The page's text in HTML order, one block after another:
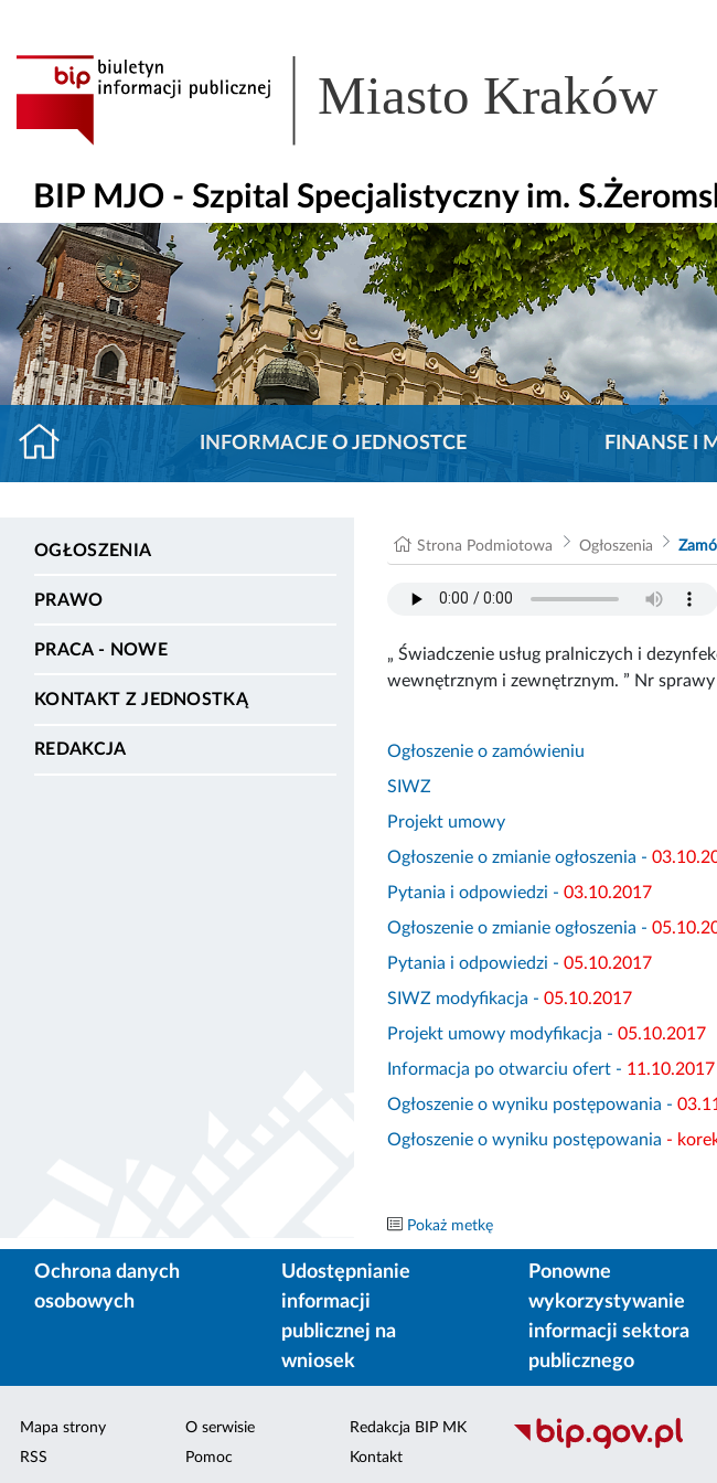
Miasto Kraków
BIP MJO - Szpital Specjalistyczny im.
INFORMACJE O JEDNOSTCE FINANSE I
OGŁOSZENIA
PRAWO
PRACA - NOWE
KONTAKT Z JEDNOSTKĄ
REDAKCJA
Strona Podmiotowa Ogłoszenia
„ Świadczenie usług pralniczych i
wewnętrznym i zewnętrznym. ” Nr
Ogłoszenie o zamówieniu
SIWZ
Projekt umowy
Ogłoszenie o zmianie ogłoszenia -
Pytania i odpowiedzi - 03.10.2017
Ogłoszenie o zmianie ogłoszenia -
Pytania i odpowiedzi - 05.10.2017
SIWZ modyfikacja - 05.10.2017
Projekt umowy modyfikacja - 05.10.2017
Informacja po otwarciu ofert - 11.10.2017
Ogłoszenie o wyniku postępowania -
Ogłoszenie o wyniku postępowania -
Pokaż metkę
Ochrona danych
osobowych
Udostępnianie
informacji
publicznej na
wniosek
Ponowne
wykorzystywanie
informacji sektora
publicznego
Mapa strony
RSS
O serwisie
Pomoc
Redakcja BIP MK
Kontakt